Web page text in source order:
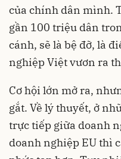
của chính dân mình.
gần 100 triệu dân
cánh, sẽ là bệ đỡ, là
nghiệp Việt vươn ra
Cơ hội lớn mở ra,
gắt. Về lý thuyết, ở
trực tiếp giữa doanh
doanh nghiệp EU thì